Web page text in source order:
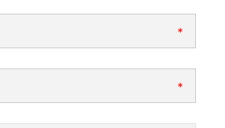
*
*